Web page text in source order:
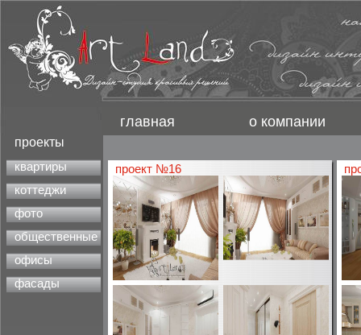
главная о компании
проекты
квартиры
коттеджи
фото
общественные
офисы
фасады
проект №16